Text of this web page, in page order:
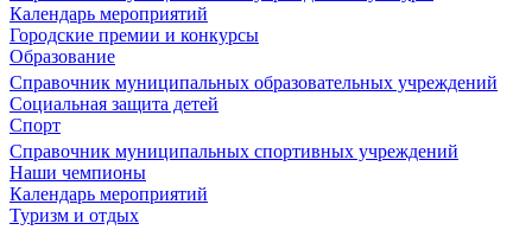
Календарь мероприятий
Городские премии и конкурсы
Образование
Справочник муниципальных образовательных учреждений
Социальная защита детей
Спорт
Справочник муниципальных спортивных учреждений
Наши чемпионы
Календарь мероприятий
Туризм и отдых